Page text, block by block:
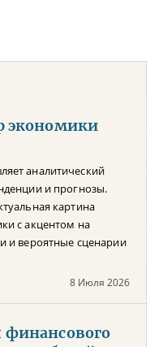
экономики
аналитический
и прогнозы.
картина
с акцентом на
и вероятные сценарии
8 Июля 2026